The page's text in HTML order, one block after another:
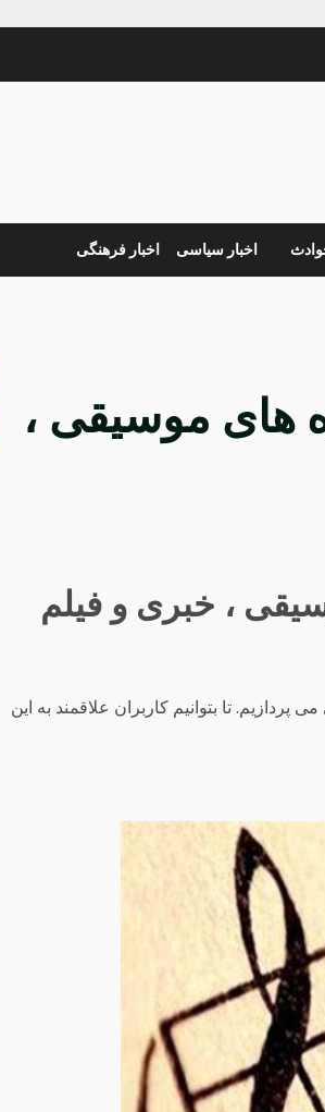
اخبار سیاسی اخبار فرهنگی
های موسیقی ،
خبری می پردازیم. تا بتوانیم کاربران علاقمند به این